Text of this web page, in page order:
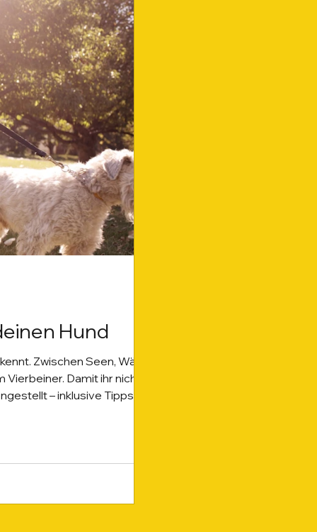
Hund
Zwischen Seen, Wäldern
Damit ihr nicht
– inklusive Tipps,